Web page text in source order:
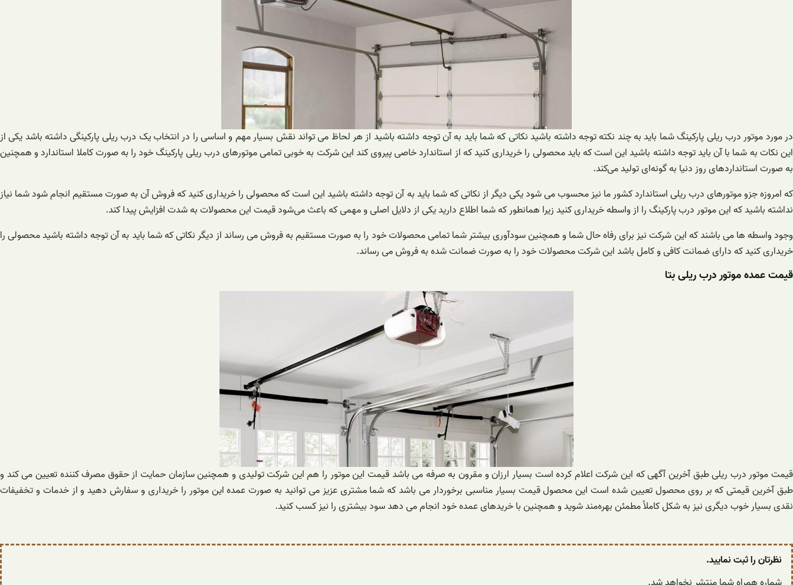
در مورد موتور درب ریلی پارکینگ شما باید به چند نکته توجه داشته باشید نکاتی که شما باید به آن توجه داشته باشید از هر لحاظ می تواند نقش بسیار مهم و اساسی را در انتخاب یک درب ریلی پارکینگی داشته باشد یکی از
این نکات به شما با آن باید توجه داشته باشید این است که باید محصولی را خریداری کنید که از استاندارد خاصی پیروی کند این شرکت به خوبی تمامی موتورهای درب ریلی پارکینگ خود را به صورت کاملا استاندارد و همچنین
به صورت استانداردهای روز دنیا به گونه‌ای تولید می‌کند.
که امروزه جزو موتورهای درب ریلی استاندارد کشور ما نیز محسوب می شود یکی دیگر از نکاتی که شما باید به آن توجه داشته باشید این است که محصولی را خریداری کنید که فروش آن به صورت مستقیم انجام شود شما نیاز
نداشته باشید که این موتور درب پارکینگ را از واسطه خریداری کنید زیرا همانطور که شما اطلاع دارید یکی از دلایل اصلی و مهمی که باعث می‌شود قیمت این محصولات به شدت افزایش پیدا کند.
وجود واسطه ها می باشند که این شرکت نیز برای رفاه حال شما و همچنین سودآوری بیشتر شما تمامی محصولات خود را به صورت مستقیم به فروش می رساند از دیگر نکاتی که شما باید به آن توجه داشته باشید محصولی را
خریداری کنید که دارای ضمانت کافی و کامل باشد این شرکت محصولات خود را به صورت ضمانت شده به فروش می رساند.
قیمت عمده موتور درب ریلی بتا
قیمت موتور درب ریلی طبق آخرین آگهی که این شرکت اعلام کرده است بسیار ارزان و مقرون به صرفه می باشد قیمت این موتور را هم این شرکت تولیدی و همچنین سازمان حمایت از حقوق مصرف کننده تعیین می کند و
طبق آخرین قیمتی که بر روی محصول تعیین شده است این محصول قیمت بسیار مناسبی برخوردار می باشد که شما مشتری عزیز می توانید به صورت عمده این موتور را خریداری و سفارش دهید و از خدمات و تخفیفات
نقدی بسیار خوب دیگری نیز به شکل کاملاً مطمئن بهره‌مند شوید و همچنین با خریدهای عمده خود انجام می دهد سود بیشتری را نیز کسب کنید.
نظرتان را ثبت نمایید.